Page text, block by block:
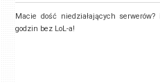
Macie dość niedziałających
godzin bez LoL-a!